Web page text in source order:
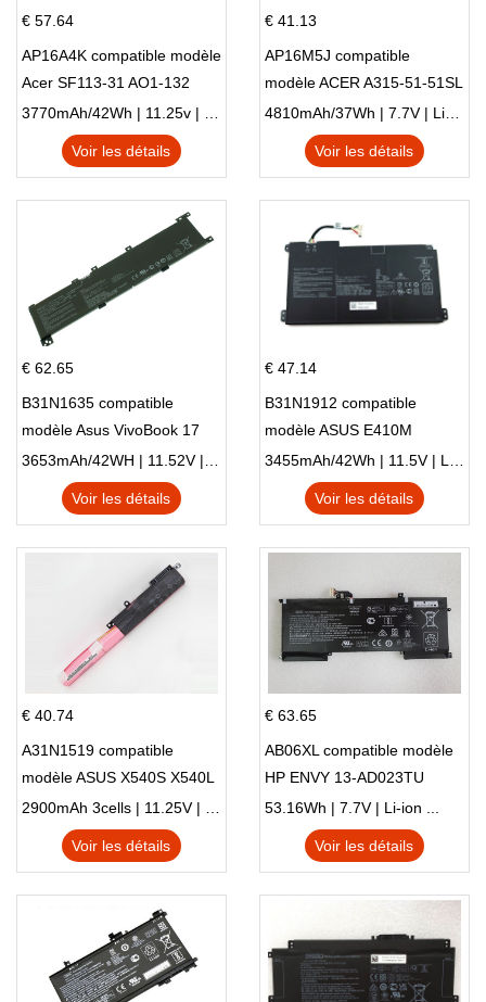
€ 57.64
AP16A4K compatible modèle
Acer SF113-31 AO1-132
NE132
3770mAh/42Wh | 11.25v | Li-ion ...
Voir les détails
€ 41.13
AP16M5J compatible
modèle ACER A315-51-51SL
N17Q1 SERIES
4810mAh/37Wh | 7.7V | Li-ion ...
Voir les détails
€ 62.65
B31N1635 compatible
modèle Asus VivoBook 17
X705NC X705UA X705UV
X705UN X705UD
3653mAh/42WH | 11.52V | Li-ion ...
Voir les détails
€ 47.14
B31N1912 compatible
modèle ASUS E410M
E410MA L410MA
3455mAh/42Wh | 11.5V | Li-ion ...
Voir les détails
€ 40.74
A31N1519 compatible
modèle ASUS X540S X540L
X540LA-SI302 X540SA
X540S
2900mAh 3cells | 11.25V | Li-ion ...
Voir les détails
€ 63.65
AB06XL compatible modèle
HP ENVY 13-AD023TU
HSTNN-DB8C 921438-855
TPN-I128
53.16Wh | 7.7V | Li-ion ...
Voir les détails